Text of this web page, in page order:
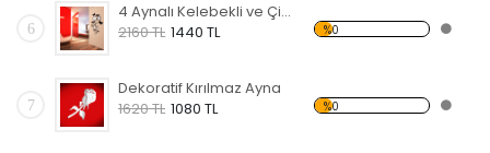
6
4 Aynalı Kelebekli ve Çiçekli Dekoratif Kırılmaz Ayna
2160 TL 1440 TL %0
7
Dekoratif Kırılmaz Ayna
1620 TL 1080 TL %0